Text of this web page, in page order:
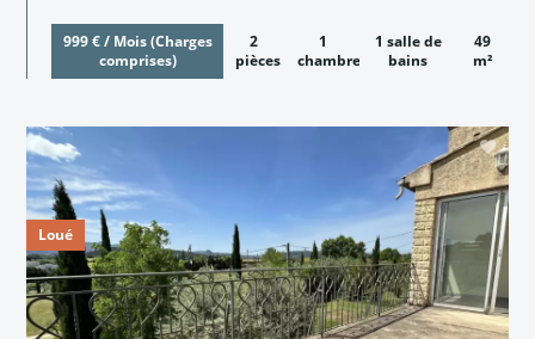
999 € / Mois (Charges
comprises)
2
pièces
1
chambre
1 salle de
bains
49
m²
Loué